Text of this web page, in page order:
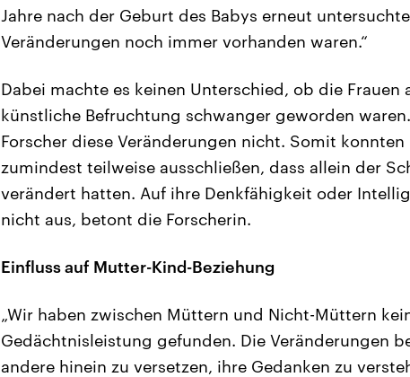
Jahre nach der Geburt des Babys erneut
Veränderungen noch immer vorhanden waren.“
Dabei machte es keinen Unterschied, ob die
künstliche Befruchtung schwanger geworden
Forscher diese Veränderungen nicht. Somit
zumindest teilweise ausschließen, dass allein der
verändert hatten. Auf ihre Denkfähigkeit oder
nicht aus, betont die Forscherin.
Einfluss auf Mutter-Kind-Beziehung
„Wir haben zwischen Müttern und Nicht-Müttern
Gedächtnisleistung gefunden. Die Veränderungen
andere hinein zu versetzen, ihre Gedanken zu